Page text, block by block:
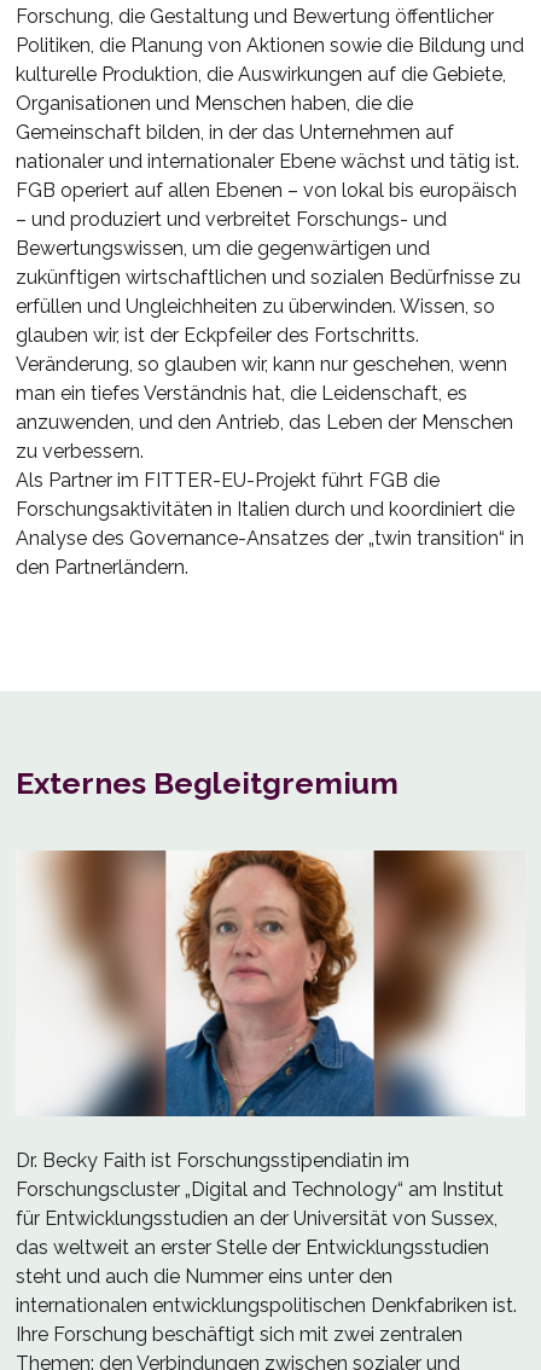
Forschung, die Gestaltung und Bewertung öffentlicher
Politiken, die Planung von Aktionen sowie die Bildung und
kulturelle Produktion, die Auswirkungen auf die Gebiete,
Organisationen und Menschen haben, die die
Gemeinschaft bilden, in der das Unternehmen auf
nationaler und internationaler Ebene wächst und tätig ist.
FGB operiert auf allen Ebenen – von lokal bis europäisch
– und produziert und verbreitet Forschungs- und
Bewertungswissen, um die gegenwärtigen und
zukünftigen wirtschaftlichen und sozialen Bedürfnisse zu
erfüllen und Ungleichheiten zu überwinden. Wissen, so
glauben wir, ist der Eckpfeiler des Fortschritts.
Veränderung, so glauben wir, kann nur geschehen, wenn
man ein tiefes Verständnis hat, die Leidenschaft, es
anzuwenden, und den Antrieb, das Leben der Menschen
zu verbessern.
Als Partner im FITTER-EU-Projekt führt FGB die
Forschungsaktivitäten in Italien durch und koordiniert die
Analyse des Governance-Ansatzes der „twin transition“ in
den Partnerländern.
Externes Begleitgremium
Dr. Becky Faith ist Forschungsstipendiatin im
Forschungscluster „Digital and Technology“ am Institut
für Entwicklungsstudien an der Universität von Sussex,
das weltweit an erster Stelle der Entwicklungsstudien
steht und auch die Nummer eins unter den
internationalen entwicklungspolitischen Denkfabriken ist.
Ihre Forschung beschäftigt sich mit zwei zentralen
Themen: den Verbindungen zwischen sozialer und